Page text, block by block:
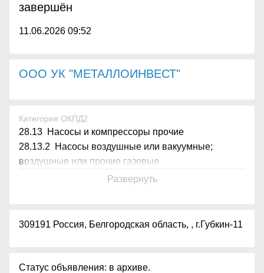
завершён
11.06.2026 09:52
ООО УК "МЕТАЛЛОИНВЕСТ"
Категория ОКПД2
28.13 Насосы и компрессоры прочие
28.13.2 Насосы воздушные или вакуумные;
воздушные или прочие газовые
Развернуть
309191 Россия, Белгородская область, , г.Губкин-11
Статус объявления: в архиве.